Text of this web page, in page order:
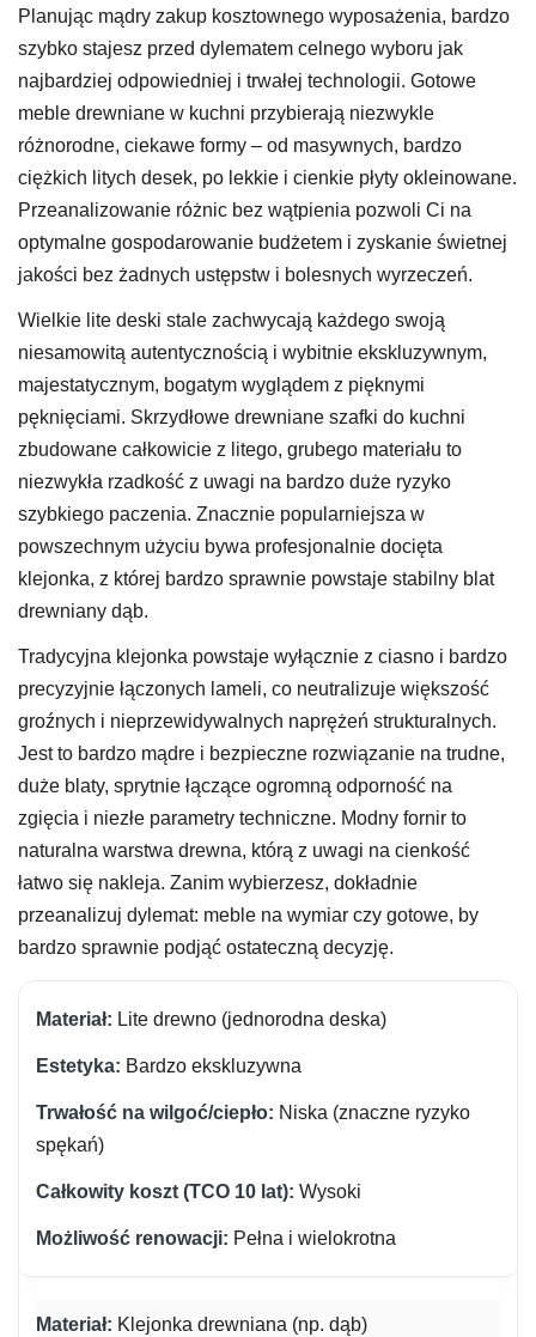
Planując mądry zakup kosztownego wyposażenia, bardzo
szybko stajesz przed dylematem celnego wyboru jak
najbardziej odpowiedniej i trwałej technologii. Gotowe
meble drewniane w kuchni przybierają niezwykle
różnorodne, ciekawe formy – od masywnych, bardzo
ciężkich litych desek, po lekkie i cienkie płyty okleinowane.
Przeanalizowanie różnic bez wątpienia pozwoli Ci na
optymalne gospodarowanie budżetem i zyskanie świetnej
jakości bez żadnych ustępstw i bolesnych wyrzeczeń.
Wielkie lite deski stale zachwycają każdego swoją
niesamowitą autentycznością i wybitnie ekskluzywnym,
majestatycznym, bogatym wyglądem z pięknymi
pęknięciami. Skrzydłowe drewniane szafki do kuchni
zbudowane całkowicie z litego, grubego materiału to
niezwykła rzadkość z uwagi na bardzo duże ryzyko
szybkiego paczenia. Znacznie popularniejsza w
powszechnym użyciu bywa profesjonalnie docięta
klejonka, z której bardzo sprawnie powstaje stabilny blat
drewniany dąb.
Tradycyjna klejonka powstaje wyłącznie z ciasno i bardzo
precyzyjnie łączonych lameli, co neutralizuje większość
groźnych i nieprzewidywalnych naprężeń strukturalnych.
Jest to bardzo mądre i bezpieczne rozwiązanie na trudne,
duże blaty, sprytnie łączące ogromną odporność na
zgięcia i niezłe parametry techniczne. Modny fornir to
naturalna warstwa drewna, którą z uwagi na cienkość
łatwo się nakleja. Zanim wybierzesz, dokładnie
przeanalizuj dylemat: meble na wymiar czy gotowe, by
bardzo sprawnie podjąć ostateczną decyzję.
Lite drewno (jednorodna deska)
Bardzo ekskluzywna
Niska (znaczne ryzyko
spękań)
Wysoki
Pełna i wielokrotna
Klejonka drewniana (np. dąb)